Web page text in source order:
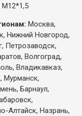
М12*1,5
Москва,
Нижний Новгород,
Петрозаводск,
Волгоград,
Владикавказ,
Мурманск,
Барнаул,
Алтайск, Назрань,